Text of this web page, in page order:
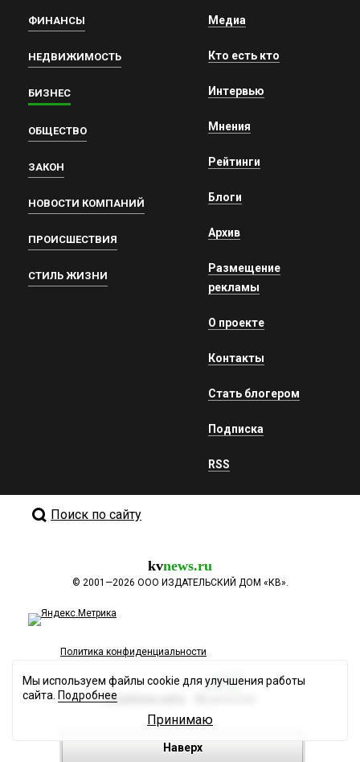
ФИНАНСЫ
НЕДВИЖИМОСТЬ
БИЗНЕС
ОБЩЕСТВО
ЗАКОН
НОВОСТИ КОМПАНИЙ
ПРОИСШЕСТВИЯ
СТИЛЬ ЖИЗНИ
Медиа
Кто есть кто
Интервью
Мнения
Рейтинги
Блоги
Архив
Размещение
рекламы
О проекте
Контакты
Стать блогером
Подписка
RSS
Поиск по сайту
kvnews.ru
© 2001—2026 ООО ИЗДАТЕЛЬСКИЙ ДОМ «КВ».
Политика конфиденциальности
Разработка сайта
Наверх
Мы используем файлы cookie для улучшения работы
сайта. Подробнее
Принимаю